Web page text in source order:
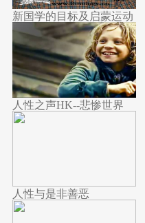
新国学的目标及启蒙运动
人性之声HK--悲惨世界
人性与是非善恶